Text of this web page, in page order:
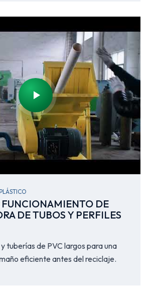
FUNCIONAMIENTO DE
DE TUBOS Y PERFILES
tuberías de PVC largos para una
eficiente antes del reciclaje.